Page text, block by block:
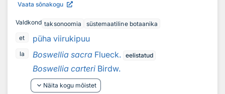
Vaata sõnakogu
Valdkond taksonoomia
süstemaatiline botaanika
et
püha viirukipuu
la Boswellia sacra Flueck. eelistatud
Boswellia carteri Birdw.
keyboard_arrow_down Näita kogu mõistet